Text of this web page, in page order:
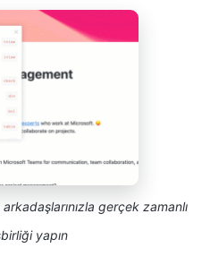
gerçek zamanlı
yapın